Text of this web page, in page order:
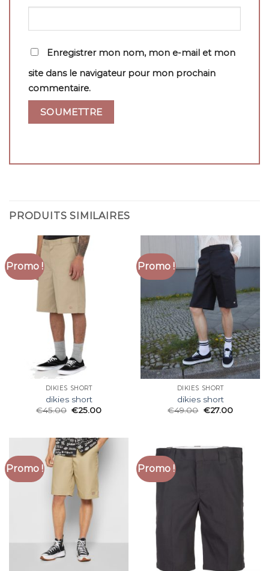
Enregistrer mon nom, mon e-mail et mon
site dans le navigateur pour mon prochain
commentaire.
PRODUITS SIMILAIRES
Promo !
DIKIES SHORT
dikies short
€45.00 €25.00
Promo !
DIKIES SHORT
dikies short
€49.00 €27.00
Promo ! Promo !